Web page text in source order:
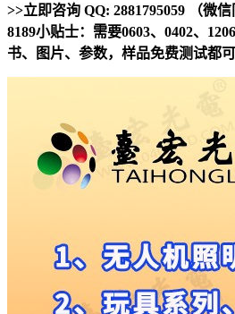
>>立即咨询 QQ: 2881795059 （微
8189小贴士：需要0603、0402、
书、图片、参数，样品免费测试都